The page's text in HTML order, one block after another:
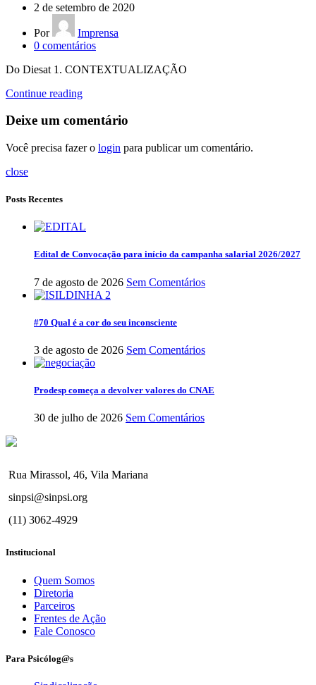
2 de setembro de 2020
Por
Imprensa
0 comentários
Do Diesat 1. CONTEXTUALIZAÇÃO
Continue reading
Deixe um comentário
Você precisa fazer o login para publicar um comentário.
close
Posts Recentes
Edital de Convocação para início da campanha salarial 2026/2027
7 de agosto de 2026 Sem Comentários
#70 Qual é a cor do seu inconsciente
3 de agosto de 2026 Sem Comentários
Prodesp começa a devolver valores do CNAE
30 de julho de 2026 Sem Comentários
Rua Mirassol, 46, Vila Mariana
sinpsi@sinpsi.org
(11) 3062-4929
Institucional
Quem Somos
Diretoria
Parceiros
Frentes de Ação
Fale Conosco
Para Psicólog@s